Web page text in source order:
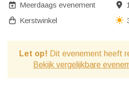
Meerdaags evenement
Kerstwinkel
Let op! Dit evenement heeft
Bekijk vergelijkbare